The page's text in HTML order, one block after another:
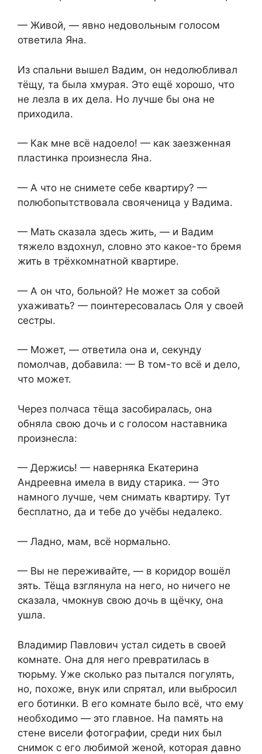
— Живой, — явно недовольным голосом
ответила Яна.
Из спальни вышел Вадим, он недолюбливал
тёщу, та была хмурая. Это ещё хорошо, что
не лезла в их дела. Но лучше бы она не
приходила.
— Как мне всё надоело! — как заезженная
пластинка произнесла Яна.
— А что не снимете себе квартиру? —
полюбопытствовала свояченица у Вадима.
— Мать сказала здесь жить, — и Вадим
тяжело вздохнул, словно это какое-то бремя
жить в трёхкомнатной квартире.
— А он что, больной? Не может за собой
ухаживать? — поинтересовалась Оля у своей
сестры.
— Может, — ответила она и, секунду
помолчав, добавила: — В том-то всё и дело,
что может.
Через полчаса тёща засобиралась, она
обняла свою дочь и с голосом наставника
произнесла:
— Держись! — наверняка Екатерина
Андреевна имела в виду старика. — Это
намного лучше, чем снимать квартиру. Тут
бесплатно, да и тебе до учёбы недалеко.
— Ладно, мам, всё нормально.
— Вы не переживайте, — в коридор вошёл
зять. Тёща взглянула на него, но ничего не
сказала, чмокнув свою дочь в щёчку, она
ушла.
Владимир Павлович устал сидеть в своей
комнате. Она для него превратилась в
тюрьму. Уже сколько раз пытался погулять,
но, похоже, внук или спрятал, или выбросил
его ботинки. В его комнате было всё, что ему
необходимо — это главное. На память на
стене висели фотографии, среди них был
снимок с его любимой женой, которая давно